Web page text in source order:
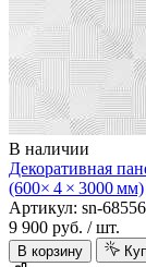
В наличии
Декоративная
(600× 4 × 3000 мм)
Артикул: sn-
9 900 руб. / шт.
В корзину